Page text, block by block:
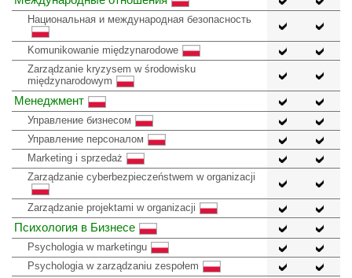
Национальная и международная безопасность
Komunikowanie międzynarodowe
Zarządzanie kryzysem w środowisku
międzynarodowym
Менеджмент
Управление бизнесом
Управление персоналом
Marketing i sprzedaż
Zarządzanie cyberbezpieczeństwem w organizacji
Zarządzanie projektami w organizacji
Психология в Бизнесе
Psychologia w marketingu
Psychologia w zarządzaniu zespołem